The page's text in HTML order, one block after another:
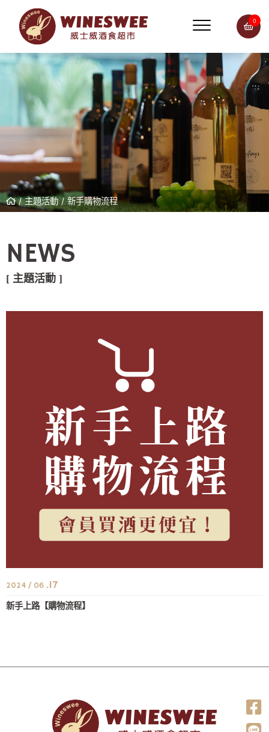
0
主題活動 新手購物流程
NEWS
[ 主題活動 ]
2024 / 06 .17
新手上路【購物流程】